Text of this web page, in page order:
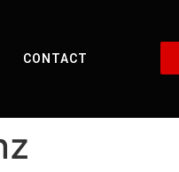
CONTACT